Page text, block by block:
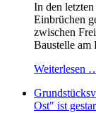
In den
Einbrüchen
zwischen
Baustelle am
Weiterlesen
Ost" ist